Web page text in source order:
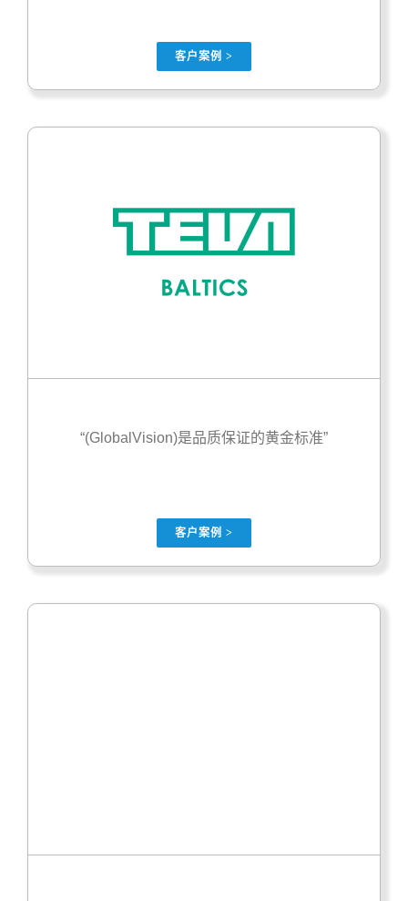
客户案例 >
“(GlobalVision)是品质保证的黄金标准”
客户案例 >